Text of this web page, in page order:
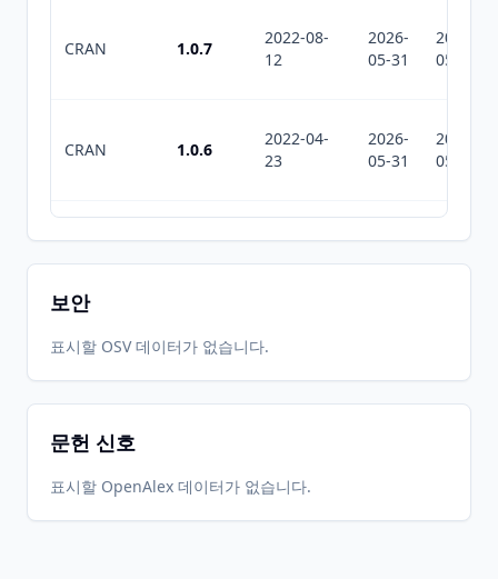
CRAN 1.0.7
2022-08-
12
2026-
05-31
2026-
05-31
CRAN 1.0.6
2022-04-
23
2026-
05-31
2026-
05-31
2022-04-
17
2026-
05-31
2026-
05-31
CRAN 1.0.4
CRAN
보안
표시할 OSV 데이터가 없습니다.
문헌 신호
표시할 OpenAlex 데이터가 없습니다.